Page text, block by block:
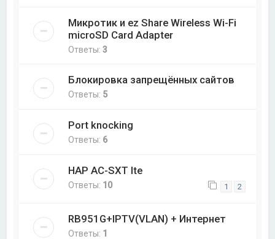
Микротик и ez Share Wireless Wi-Fi
microSD Card Adapter
Ответы:3
Блокировка запрещённых сайтов
Ответы: 5
Port knocking
Ответы: 6
HAP AC-SXT lte
Ответы: 10 1 2
RB951G+IPTV(VLAN) + Интернет
Ответы: 1